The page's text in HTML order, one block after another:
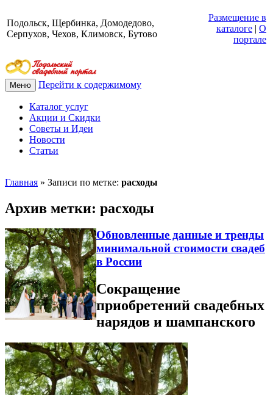
Подольск, Щербинка, Домодедово,
Серпухов, Чехов, Климовск, Бутово
Размещение в
каталоге | О
портале
Меню Перейти к содержимому
Каталог услуг
Акции и Скидки
Советы и Идеи
Новости
Статьи
Главная » Записи по метке: расходы
Архив метки: расходы
Обновленные данные и тренды
минимальной стоимости свадеб
в России
Сокращение
приобретений свадебных
нарядов и шампанского